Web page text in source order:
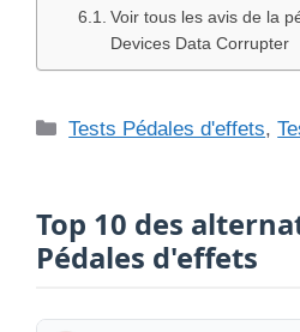
Voir tous les avis de la
Devices Data Corrupter
Catégories
Tests Pédales d'effets,
Top 10 des
Pédales d'effets